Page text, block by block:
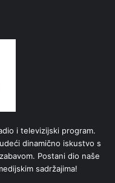
i televizijski program.
dinamično iskustvo s
Postani dio naše
sadržajima!